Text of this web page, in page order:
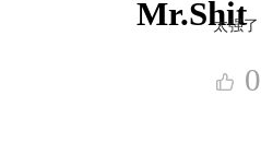
Mr.Shit
太强了
0